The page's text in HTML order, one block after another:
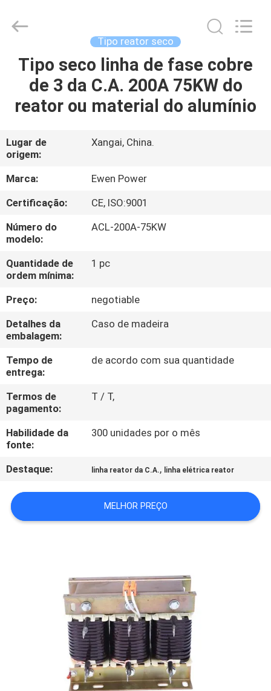
PARA
CASA
VÍDEOS
SOBRE
NÓS
VISITA
À
FÁBRICA
CONTROLE
DE
QUALIDADE
CONTACTE-
NOS
SOLICITE
UM
ORÇAMENTO
Copyright
avrstabilizer.com.
Tipo reator seco
Tipo seco linha de fase cobre
de 3 da C.A. 200A 75KW do
reator ou material do alumínio
Lugar de
origem:
Xangai, China.
Marca:
Ewen Power
Certificação:
CE, ISO:9001
Número do
modelo:
ACL-200A-75KW
Quantidade de
ordem mínima:
1 pc
Preço:
negotiable
Detalhes da
embalagem:
Caso de madeira
Tempo de
entrega:
de acordo com sua quantidade
Termos de
pagamento:
T / T,
Habilidade da
fonte:
300 unidades por o mês
Destaque: linha reator da C.A., linha elétrica reator
MELHOR PREÇO